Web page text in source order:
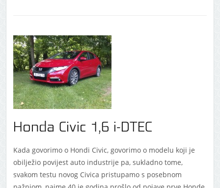
Honda Civic 1,6 i-DTEC
Kada govorimo o Hondi Civic, govorimo o modelu koji je
obilježio povijest auto industrije pa, sukladno tome,
svakom testu novog Civica pristupamo s posebnom